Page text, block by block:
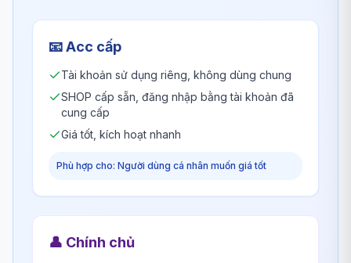
📧Acc cấp
Tài khoản sử dụng riêng, không dùng chung
SHOP cấp sẵn, đăng nhập bằng tài khoản đã
cung cấp
Giá tốt, kích hoạt nhanh
Phù hợp cho: Người dùng cá nhân muốn giá tốt
👤 Chính chủ